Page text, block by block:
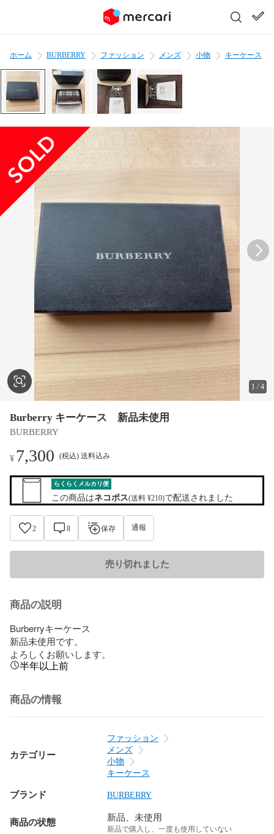
ホーム BURBERRY ファッション メンズ 小物 キーケース
1 /4
Burberry キーケース 新品未使用
BURBERRY
¥7,300 (税込) 送料込み
らくらくメルカリ便
この商品はネコポス(送料 ¥210)で配送されました
2 8 保存 通報
売り切れました
商品の説明
Burberryキーケース
新品未使用です。
よろしくお願いします。
半年以上前
商品の情報
カテゴリー
ファッション
メンズ
小物
キーケース
ブランド BURBERRY
商品の状態 新品、未使用
新品で購入し、一度も使用していない